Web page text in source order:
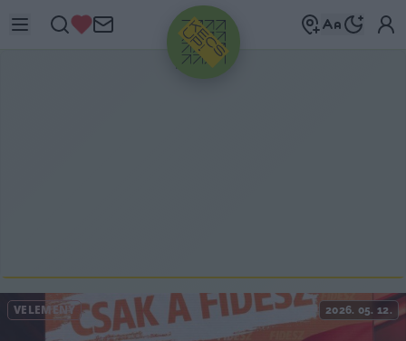
HIRDETÉS
VÉLEMÉNY 2026. 05. 12.